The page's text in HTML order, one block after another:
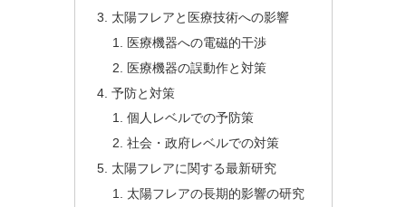
太陽フレアと医療技術への影響
医療機器への電磁的干渉
医療機器の誤動作と対策
予防と対策
個人レベルでの予防策
社会・政府レベルでの対策
太陽フレアに関する最新研究
太陽フレアの長期的影響の研究